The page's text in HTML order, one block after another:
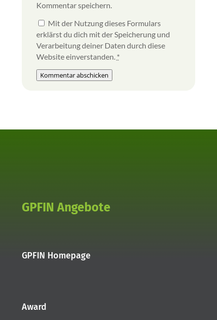
Kommentar speichern.
Mit der Nutzung dieses Formulars
erklärst du dich mit der Speicherung und
Verarbeitung deiner Daten durch diese
Website einverstanden. *
Kommentar abschicken
GPFIN Angebote
GPFIN Homepage
Award